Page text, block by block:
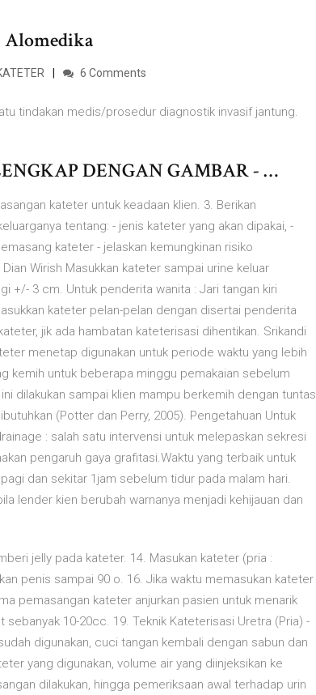
Alomedika
6 Comments
tindakan medis/prosedur diagnostik invasif jantung.
DENGAN GAMBAR - …
kateter untuk keadaan klien. 3. Berikan
tentang: - jenis kateter yang akan dipakai, -
kateter - jelaskan kemungkinan risiko
Wirish Masukkan kateter sampai urine keluar
+/- 3 cm. Untuk penderita wanita : Jari tangan kiri
kateter pelan-pelan dengan disertai penderita
jik ada hambatan kateterisasi dihentikan. Srikandi
menetap digunakan untuk periode waktu yang lebih
kemih untuk beberapa minggu pemakaian sebelum
dilakukan sampai klien mampu berkemih dengan tuntas
(Potter dan Perry, 2005). Pengetahuan Untuk
: salah satu intervensi untuk melepaskan sekresi
pengaruh gaya grafitasi.Waktu yang terbaik untuk
dan sekitar 1jam sebelum tidur pada malam hari.
lender kien berubah warnanya menjadi kehijauan dan
jelly pada kateter. 14. Masukan kateter (pria :
penis sampai 90 o. 16. Jika waktu memasukan kateter
pemasangan kateter anjurkan pasien untuk menarik
10-20cc. 19. Teknik Kateterisasi Uretra (Pria) -
digunakan, cuci tangan kembali dengan sabun dan
yang digunakan, volume air yang diinjeksikan ke
dilakukan, hingga pemeriksaan awal terhadap urin